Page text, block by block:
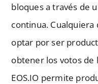
bloques a través de
continua.
optar por ser
obtener los votos de
EOS.IO permite